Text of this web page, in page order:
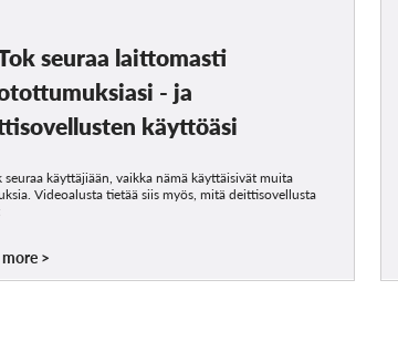
seuraa laittomasti
- ja
käyttöäsi
seuraa käyttäjiään, vaikka nämä käyttäisivät muita
Videoalusta tietää siis myös, mitä deittisovellusta
more